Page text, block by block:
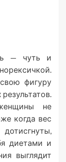
— чуть и
фигуру
не
когда вес
диетами и
выглядит